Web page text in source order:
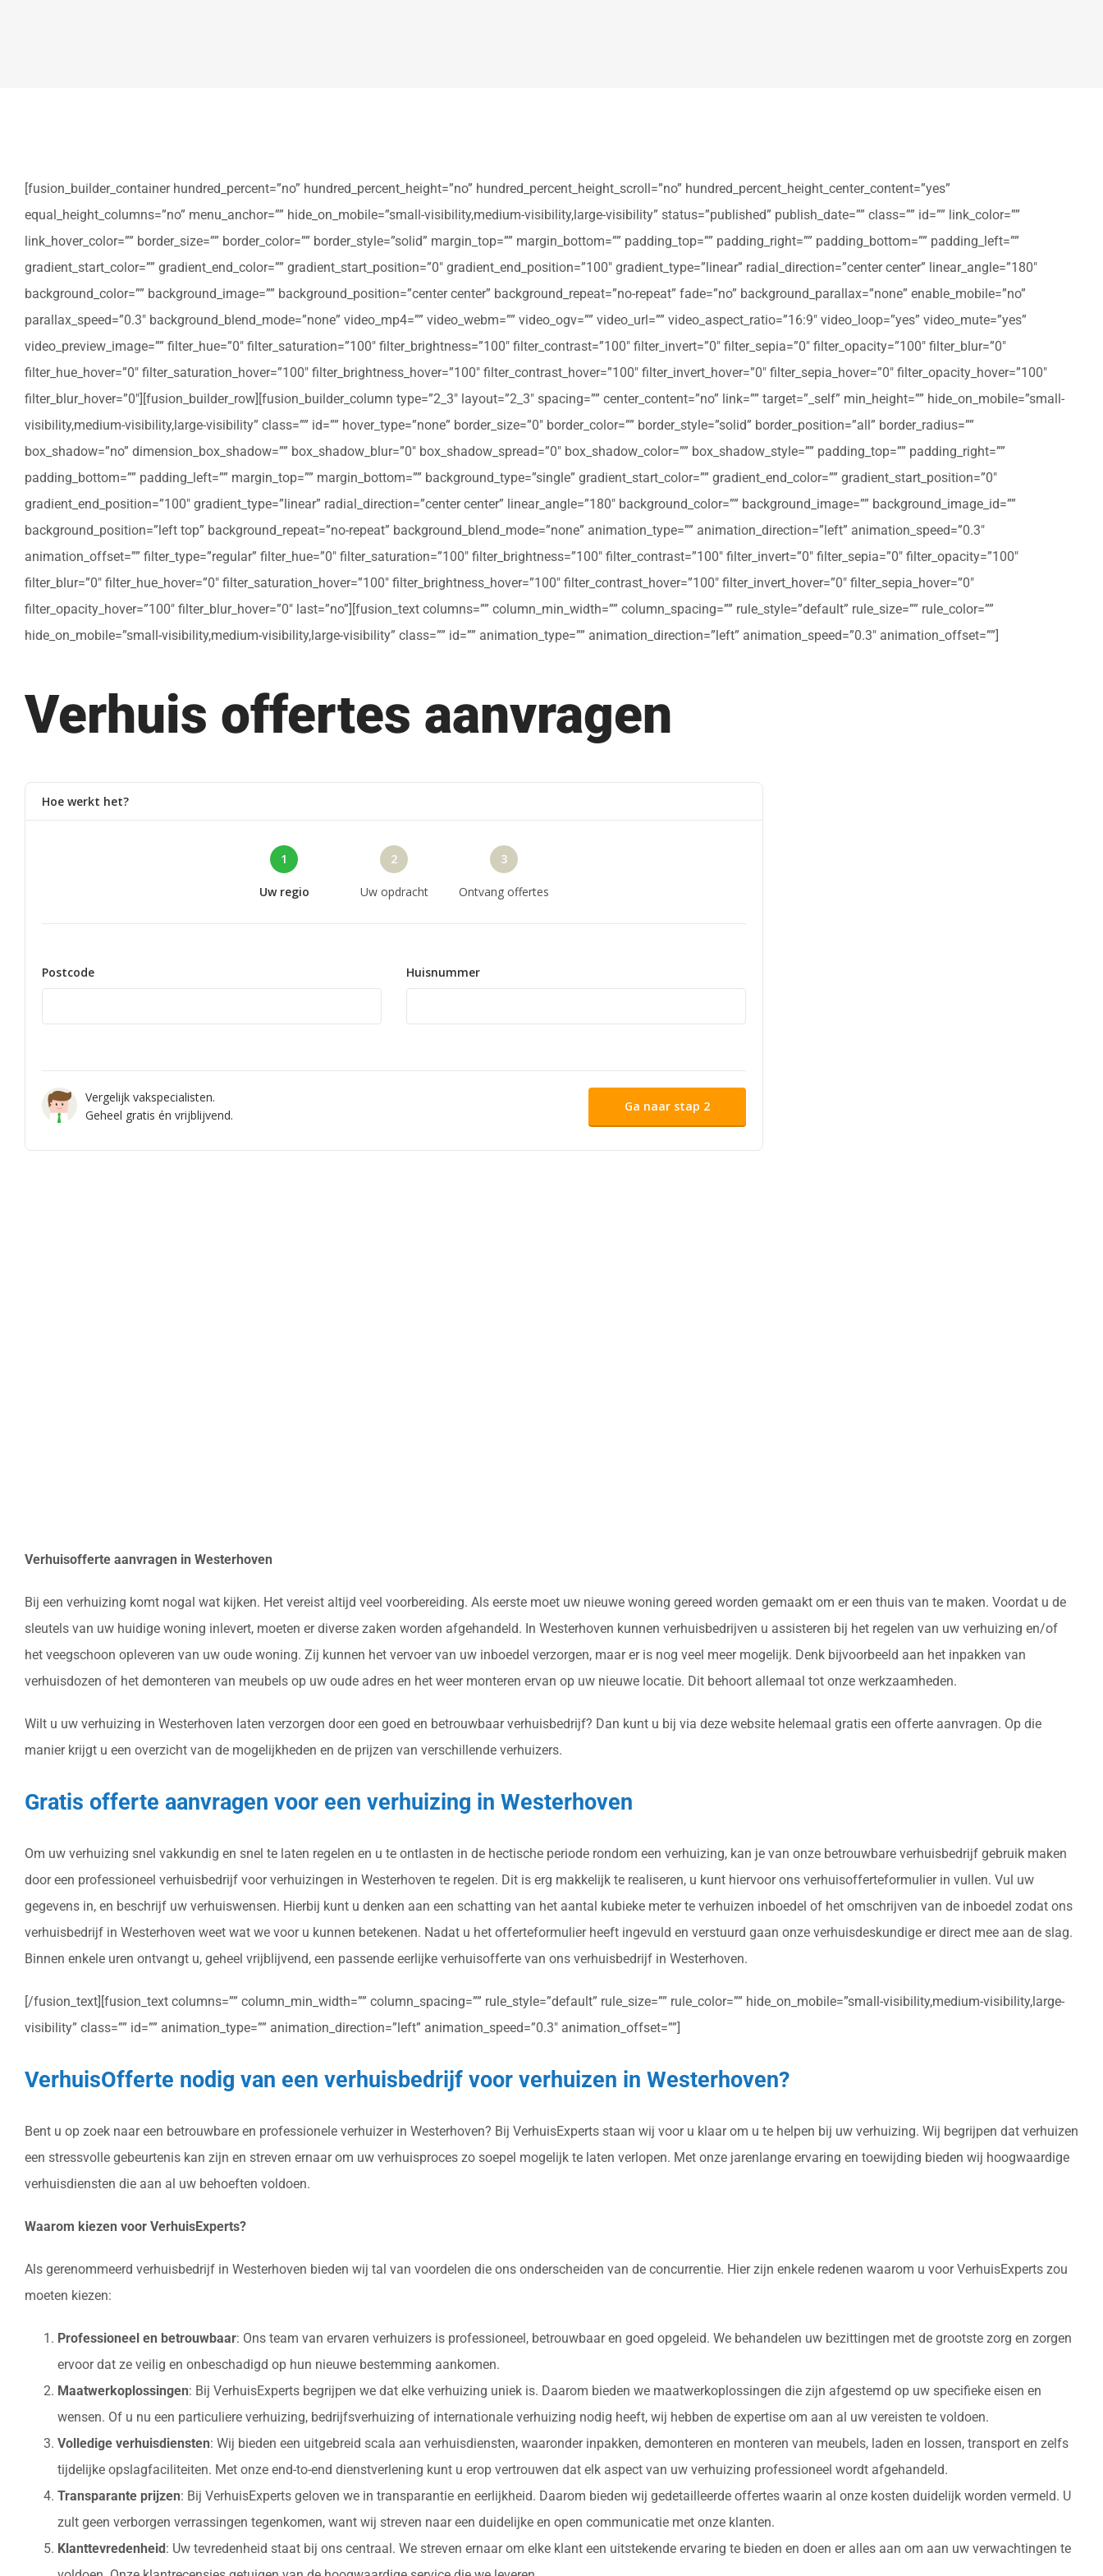
[fusion_builder_container hundred_percent=”no” hundred_percent_height=”no” hundred_percent_height_scroll=”no” hundred_percent_height_center_content=”yes”
equal_height_columns=”no” menu_anchor=”” hide_on_mobile=”small-visibility,medium-visibility,large-visibility” status=”published” publish_date=”” class=”” id=”” link_color=””
link_hover_color=”” border_size=”” border_color=”” border_style=”solid” margin_top=”” margin_bottom=”” padding_top=”” padding_right=”” padding_bottom=”” padding_left=””
gradient_start_color=”” gradient_end_color=”” gradient_start_position=”0″ gradient_end_position=”100″ gradient_type=”linear” radial_direction=”center center” linear_angle=”180″
background_color=”” background_image=”” background_position=”center center” background_repeat=”no-repeat” fade=”no” background_parallax=”none” enable_mobile=”no”
parallax_speed=”0.3″ background_blend_mode=”none” video_mp4=”” video_webm=”” video_ogv=”” video_url=”” video_aspect_ratio=”16:9″ video_loop=”yes” video_mute=”yes”
video_preview_image=”” filter_hue=”0″ filter_saturation=”100″ filter_brightness=”100″ filter_contrast=”100″ filter_invert=”0″ filter_sepia=”0″ filter_opacity=”100″ filter_blur=”0″
filter_hue_hover=”0″ filter_saturation_hover=”100″ filter_brightness_hover=”100″ filter_contrast_hover=”100″ filter_invert_hover=”0″ filter_sepia_hover=”0″ filter_opacity_hover=”100″
filter_blur_hover=”0″][fusion_builder_row][fusion_builder_column type=”2_3″ layout=”2_3″ spacing=”” center_content=”no” link=”” target=”_self” min_height=”” hide_on_mobile=”small-
visibility,medium-visibility,large-visibility” class=”” id=”” hover_type=”none” border_size=”0″ border_color=”” border_style=”solid” border_position=”all” border_radius=””
box_shadow=”no” dimension_box_shadow=”” box_shadow_blur=”0″ box_shadow_spread=”0″ box_shadow_color=”” box_shadow_style=”” padding_top=”” padding_right=””
padding_bottom=”” padding_left=”” margin_top=”” margin_bottom=”” background_type=”single” gradient_start_color=”” gradient_end_color=”” gradient_start_position=”0″
gradient_end_position=”100″ gradient_type=”linear” radial_direction=”center center” linear_angle=”180″ background_color=”” background_image=”” background_image_id=””
background_position=”left top” background_repeat=”no-repeat” background_blend_mode=”none” animation_type=”” animation_direction=”left” animation_speed=”0.3″
animation_offset=”” filter_type=”regular” filter_hue=”0″ filter_saturation=”100″ filter_brightness=”100″ filter_contrast=”100″ filter_invert=”0″ filter_sepia=”0″ filter_opacity=”100″
filter_blur=”0″ filter_hue_hover=”0″ filter_saturation_hover=”100″ filter_brightness_hover=”100″ filter_contrast_hover=”100″ filter_invert_hover=”0″ filter_sepia_hover=”0″
filter_opacity_hover=”100″ filter_blur_hover=”0″ last=”no”][fusion_text columns=”” column_min_width=”” column_spacing=”” rule_style=”default” rule_size=”” rule_color=””
hide_on_mobile=”small-visibility,medium-visibility,large-visibility” class=”” id=”” animation_type=”” animation_direction=”left” animation_speed=”0.3″ animation_offset=””]
Verhuis offertes aanvragen
Verhuisofferte aanvragen in Westerhoven
Bij een verhuizing komt nogal wat kijken. Het vereist altijd veel voorbereiding. Als eerste moet uw nieuwe woning gereed worden gemaakt om er een thuis van te maken. Voordat u de
sleutels van uw huidige woning inlevert, moeten er diverse zaken worden afgehandeld. In Westerhoven kunnen verhuisbedrijven u assisteren bij het regelen van uw verhuizing en/of
het veegschoon opleveren van uw oude woning. Zij kunnen het vervoer van uw inboedel verzorgen, maar er is nog veel meer mogelijk. Denk bijvoorbeeld aan het inpakken van
verhuisdozen of het demonteren van meubels op uw oude adres en het weer monteren ervan op uw nieuwe locatie. Dit behoort allemaal tot onze werkzaamheden.
Wilt u uw verhuizing in Westerhoven laten verzorgen door een goed en betrouwbaar verhuisbedrijf? Dan kunt u bij via deze website helemaal gratis een offerte aanvragen. Op die
manier krijgt u een overzicht van de mogelijkheden en de prijzen van verschillende verhuizers.
Gratis offerte aanvragen voor een verhuizing in Westerhoven
Om uw verhuizing snel vakkundig en snel te laten regelen en u te ontlasten in de hectische periode rondom een verhuizing, kan je van onze betrouwbare verhuisbedrijf gebruik maken
door een professioneel verhuisbedrijf voor verhuizingen in Westerhoven te regelen. Dit is erg makkelijk te realiseren, u kunt hiervoor ons verhuisofferteformulier in vullen. Vul uw
gegevens in, en beschrijf uw verhuiswensen. Hierbij kunt u denken aan een schatting van het aantal kubieke meter te verhuizen inboedel of het omschrijven van de inboedel zodat ons
verhuisbedrijf in Westerhoven weet wat we voor u kunnen betekenen. Nadat u het offerteformulier heeft ingevuld en verstuurd gaan onze verhuisdeskundige er direct mee aan de slag.
Binnen enkele uren ontvangt u, geheel vrijblijvend, een passende eerlijke verhuisofferte van ons verhuisbedrijf in Westerhoven.
[/fusion_text][fusion_text columns=”” column_min_width=”” column_spacing=”” rule_style=”default” rule_size=”” rule_color=”” hide_on_mobile=”small-visibility,medium-visibility,large-
visibility” class=”” id=”” animation_type=”” animation_direction=”left” animation_speed=”0.3″ animation_offset=””]
VerhuisOfferte nodig van een verhuisbedrijf voor verhuizen in Westerhoven?
Bent u op zoek naar een betrouwbare en professionele verhuizer in Westerhoven? Bij VerhuisExperts staan wij voor u klaar om u te helpen bij uw verhuizing. Wij begrijpen dat verhuizen
een stressvolle gebeurtenis kan zijn en streven ernaar om uw verhuisproces zo soepel mogelijk te laten verlopen. Met onze jarenlange ervaring en toewijding bieden wij hoogwaardige
verhuisdiensten die aan al uw behoeften voldoen.
Waarom kiezen voor VerhuisExperts?
Als gerenommeerd verhuisbedrijf in Westerhoven bieden wij tal van voordelen die ons onderscheiden van de concurrentie. Hier zijn enkele redenen waarom u voor VerhuisExperts zou
moeten kiezen:
Professioneel en betrouwbaar: Ons team van ervaren verhuizers is professioneel, betrouwbaar en goed opgeleid. We behandelen uw bezittingen met de grootste zorg en zorgen
ervoor dat ze veilig en onbeschadigd op hun nieuwe bestemming aankomen.
Maatwerkoplossingen: Bij VerhuisExperts begrijpen we dat elke verhuizing uniek is. Daarom bieden we maatwerkoplossingen die zijn afgestemd op uw specifieke eisen en
wensen. Of u nu een particuliere verhuizing, bedrijfsverhuizing of internationale verhuizing nodig heeft, wij hebben de expertise om aan al uw vereisten te voldoen.
Volledige verhuisdiensten: Wij bieden een uitgebreid scala aan verhuisdiensten, waaronder inpakken, demonteren en monteren van meubels, laden en lossen, transport en zelfs
tijdelijke opslagfaciliteiten. Met onze end-to-end dienstverlening kunt u erop vertrouwen dat elk aspect van uw verhuizing professioneel wordt afgehandeld.
Transparante prijzen: Bij VerhuisExperts geloven we in transparantie en eerlijkheid. Daarom bieden wij gedetailleerde offertes waarin al onze kosten duidelijk worden vermeld. U
zult geen verborgen verrassingen tegenkomen, want wij streven naar een duidelijke en open communicatie met onze klanten.
Klanttevredenheid: Uw tevredenheid staat bij ons centraal. We streven ernaar om elke klant een uitstekende ervaring te bieden en doen er alles aan om aan uw verwachtingen te